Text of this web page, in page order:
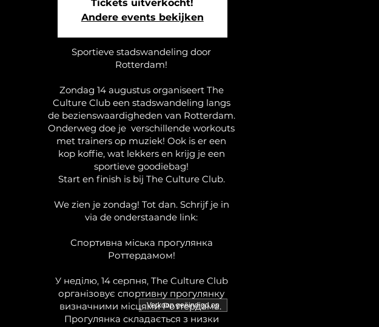
Tickets uitverkocht!
Andere events bekijken
Verkoop geëindigd op
Sportieve stadswandeling door
Rotterdam!
Zondag 14 augustus organiseert The
Culture Club een stadswandeling langs
de bezienswaardigheden van Rotterdam.
Onderweg doe je verschillende workouts
met trainers op muziek! Ook is er een
kop koffie, wat lekkers en krijg je een
sportieve goodiebag!
Start en finish is bij The Culture Club.
We zien je zondag! Tot dan. Schrijf je in
via de onderstaande link:
Спортивна міська прогулянка
Роттердамом!
У неділю, 14 серпня, The Culture Club
організовує спортивну прогулянку
визначними місцями Роттердама.
Прогулянка складається з низки